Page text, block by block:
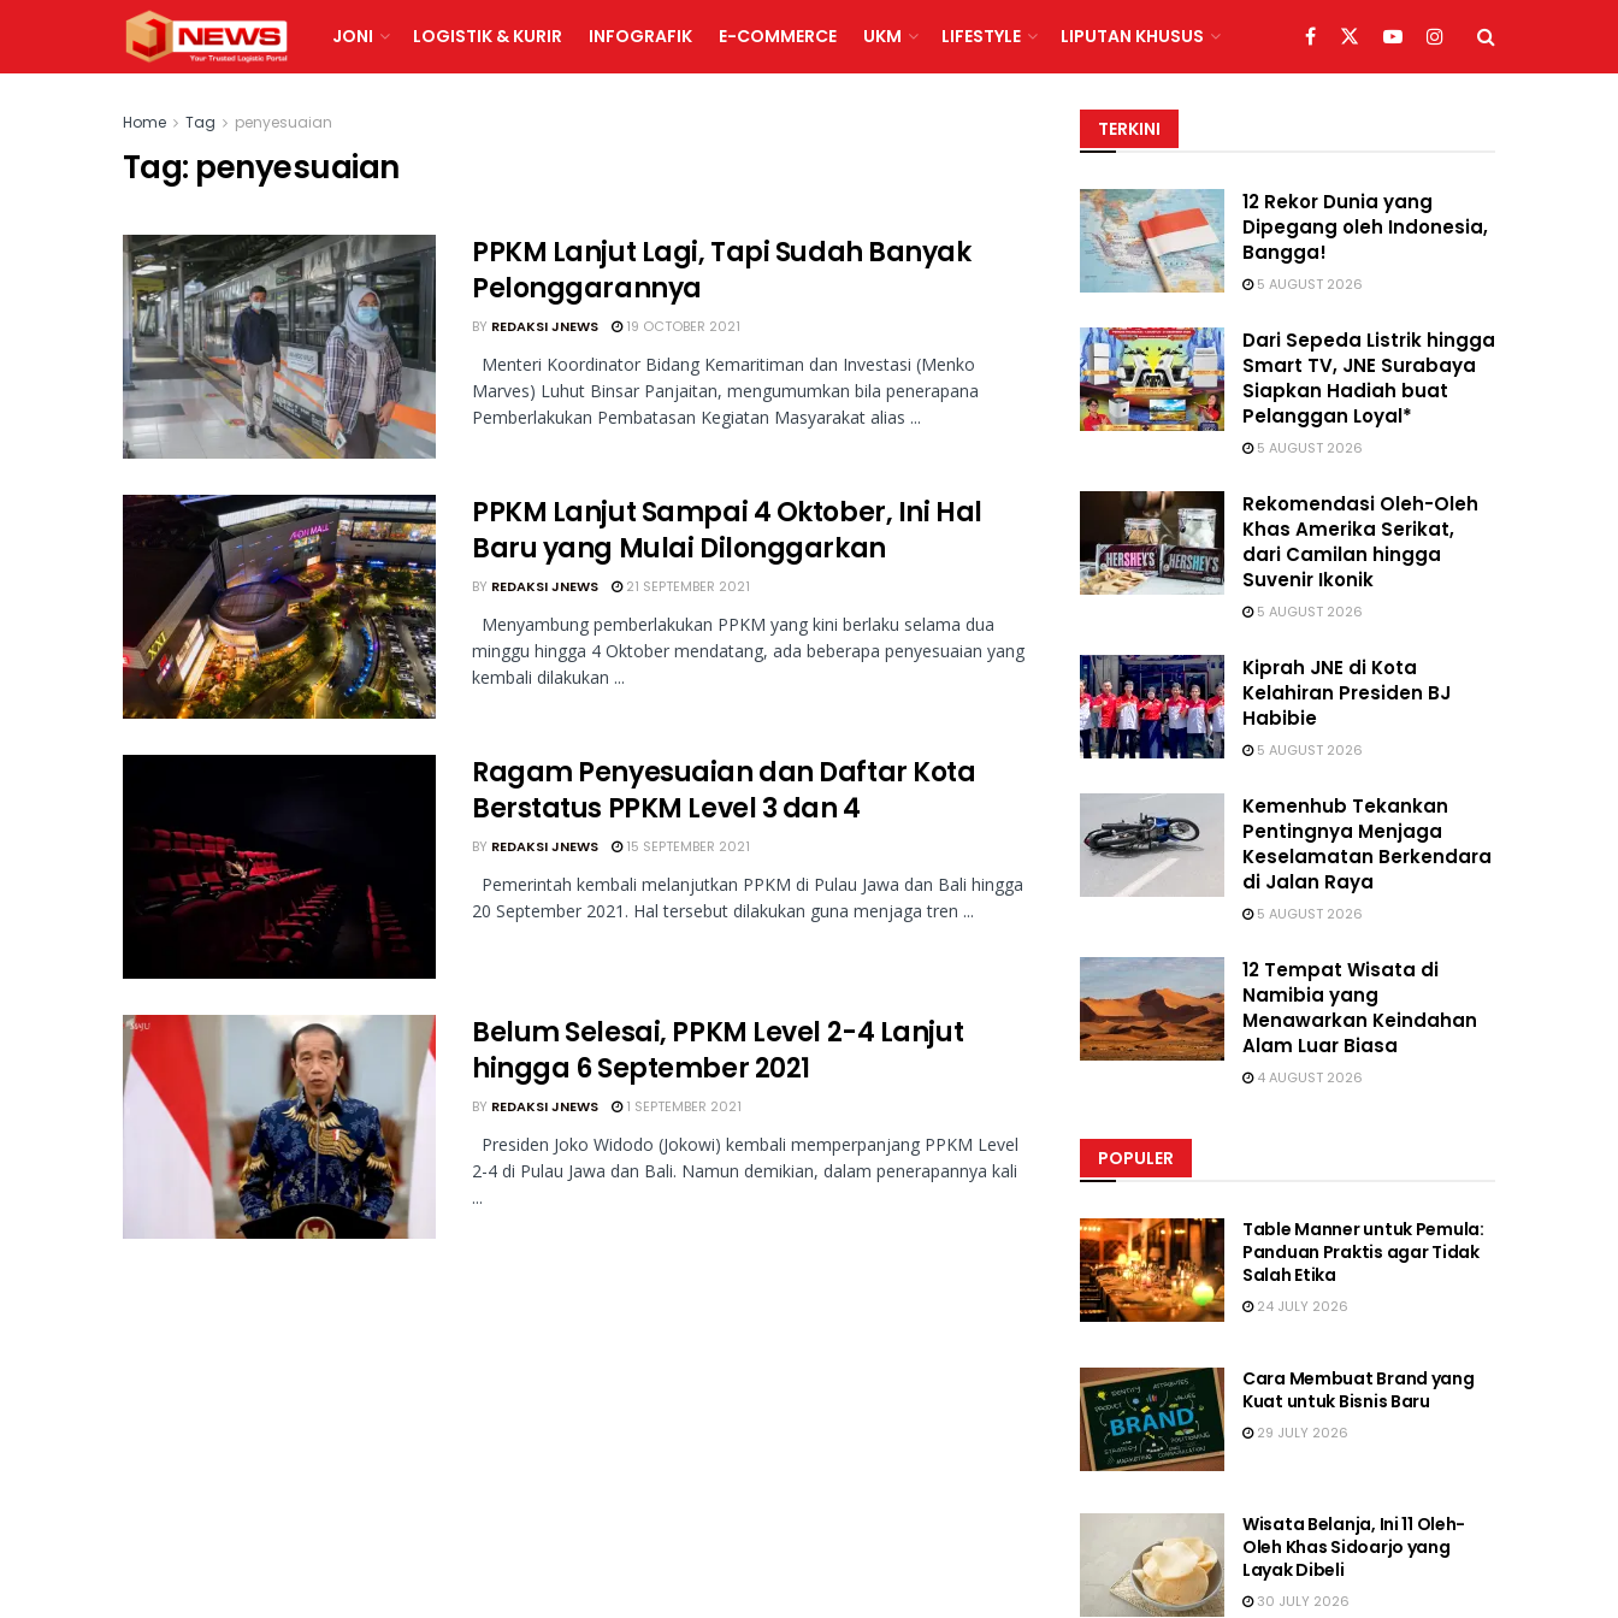
JONI LOGISTIK & KURIR INFOGRAFIK E-COMMERCE UKM LIFESTYLE LIPUTAN KHUSUS
Home Tag penyesuaian
Tag: penyesuaian
PPKM Lanjut Lagi, Tapi Sudah Banyak
Pelonggarannya
BY REDAKSI JNEWS 19 OCTOBER 2021
Menteri Koordinator Bidang Kemaritiman dan Investasi (Menko
Marves) Luhut Binsar Panjaitan, mengumumkan bila penerapana
Pemberlakukan Pembatasan Kegiatan Masyarakat alias ...
PPKM Lanjut Sampai 4 Oktober, Ini Hal
Baru yang Mulai Dilonggarkan
BY REDAKSI JNEWS 21 SEPTEMBER 2021
Menyambung pemberlakukan PPKM yang kini berlaku selama dua
minggu hingga 4 Oktober mendatang, ada beberapa penyesuaian yang
kembali dilakukan ...
Ragam Penyesuaian dan Daftar Kota
Berstatus PPKM Level 3 dan 4
BY REDAKSI JNEWS 15 SEPTEMBER 2021
Pemerintah kembali melanjutkan PPKM di Pulau Jawa dan Bali hingga
20 September 2021. Hal tersebut dilakukan guna menjaga tren ...
Belum Selesai, PPKM Level 2-4 Lanjut
hingga 6 September 2021
BY REDAKSI JNEWS 1 SEPTEMBER 2021
Presiden Joko Widodo (Jokowi) kembali memperpanjang PPKM Level
2-4 di Pulau Jawa dan Bali. Namun demikian, dalam penerapannya kali
...
TERKINI
12 Rekor Dunia yang
Dipegang oleh Indonesia,
Bangga!
5 AUGUST 2026
Dari Sepeda Listrik hingga
Smart TV, JNE Surabaya
Siapkan Hadiah buat
Pelanggan Loyal*
5 AUGUST 2026
Rekomendasi Oleh-Oleh
Khas Amerika Serikat,
dari Camilan hingga
Suvenir Ikonik
5 AUGUST 2026
Kiprah JNE di Kota
Kelahiran Presiden BJ
Habibie
5 AUGUST 2026
Kemenhub Tekankan
Pentingnya Menjaga
Keselamatan Berkendara
di Jalan Raya
5 AUGUST 2026
12 Tempat Wisata di
Namibia yang
Menawarkan Keindahan
Alam Luar Biasa
4 AUGUST 2026
POPULER
Table Manner untuk Pemula:
Panduan Praktis agar Tidak
Salah Etika
24 JULY 2026
Cara Membuat Brand yang
Kuat untuk Bisnis Baru
29 JULY 2026
Wisata Belanja, Ini 11 Oleh-
Oleh Khas Sidoarjo yang
Layak Dibeli
30 JULY 2026